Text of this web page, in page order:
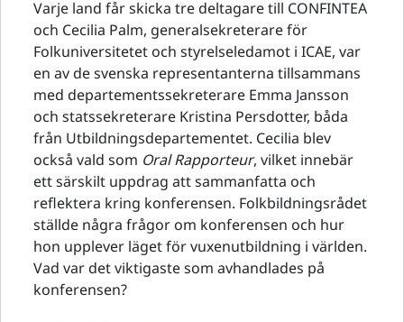
Varje land får skicka tre deltagare till CONFINTEA
och Cecilia Palm, generalsekreterare för
Folkuniversitetet och styrelseledamot i ICAE, var
en av de svenska representanterna tillsammans
med departementssekreterare Emma Jansson
och statssekreterare Kristina Persdotter, båda
från Utbildningsdepartementet. Cecilia blev
också vald som Oral Rapporteur, vilket innebär
ett särskilt uppdrag att sammanfatta och
reflektera kring konferensen. Folkbildningsrådet
ställde några frågor om konferensen och hur
hon upplever läget för vuxenutbildning i världen.
Vad var det viktigaste som avhandlades på
konferensen?